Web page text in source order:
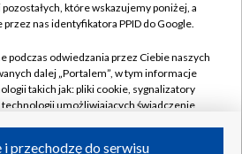
Cyfrowa
Pomoc
Kontakt
Kanały
które wskazujemy poniżej, a
nas identyfikatora PPID do Google.
podczas odwiedzania przez Ciebie naszych
dalej „Portalem”, w tym informacje
takich jak: pliki cookie, sygnalizatory
umożliwiających świadczenie
przechodzę do serwisu